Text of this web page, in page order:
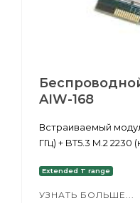
AIW-168
Встраиваемый
ГГц) + BT5.3 M.2
Extended T range
УЗНАТЬ БОЛЬШЕ...